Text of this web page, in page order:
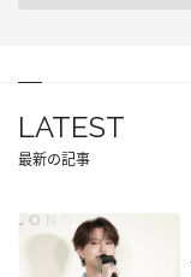
LATEST
最新の記事